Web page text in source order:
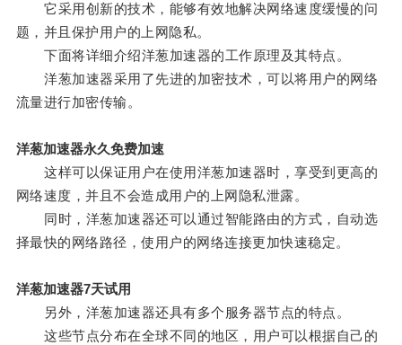
它采用创新的技术，能够有效地解决网络速度缓慢的问
题，并且保护用户的上网隐私。
下面将详细介绍洋葱加速器的工作原理及其特点。
洋葱加速器采用了先进的加密技术，可以将用户的网络
流量进行加密传输。
洋葱加速器永久免费加速
这样可以保证用户在使用洋葱加速器时，享受到更高的
网络速度，并且不会造成用户的上网隐私泄露。
同时，洋葱加速器还可以通过智能路由的方式，自动选
择最快的网络路径，使用户的网络连接更加快速稳定。
洋葱加速器7天试用
另外，洋葱加速器还具有多个服务器节点的特点。
这些节点分布在全球不同的地区，用户可以根据自己的